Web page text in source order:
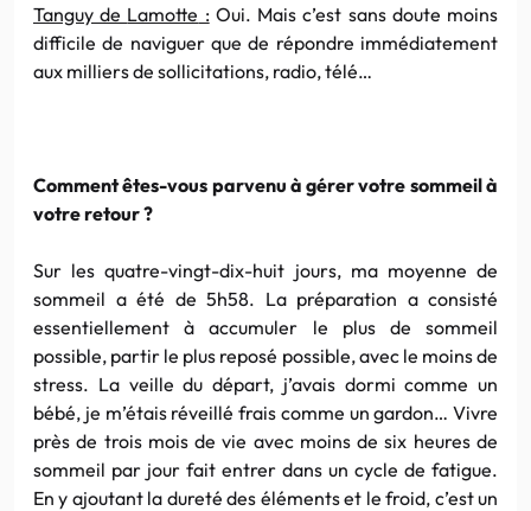
Tanguy de Lamotte :Oui. Mais c’est sans doute moins
difficile de naviguer que de répondre immédiatement
aux milliers de sollicitations, radio, télé…
Comment êtes-vous parvenu à gérer votre sommeil à
votre retour ?
Sur les quatre-vingt-dix-huit jours, ma moyenne de
sommeil a été de 5h58. La préparation a consisté
essentiellement à accumuler le plus de sommeil
possible, partir le plus reposé possible, avec le moins de
stress. La veille du départ, j’avais dormi comme un
bébé, je m’étais réveillé frais comme un gardon… Vivre
près de trois mois de vie avec moins de six heures de
sommeil par jour fait entrer dans un cycle de fatigue.
En y ajoutant la dureté des éléments et le froid, c’est un